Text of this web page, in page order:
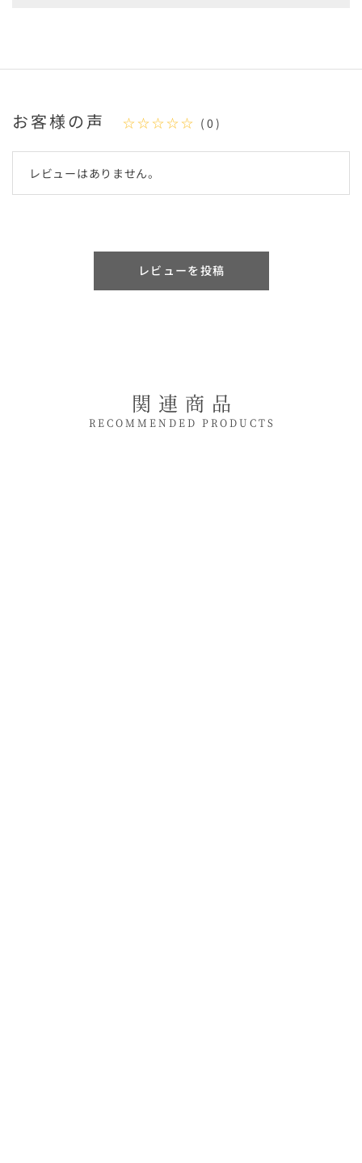
お客様の声 ☆☆☆☆☆ (0)
レビューはありません。
レビューを投稿
関連商品
RECOMMENDED PRODUCTS